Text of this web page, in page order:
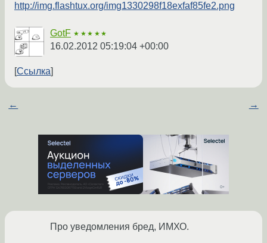
http://img.flashtux.org/img1330298f18exfaf85fe2.png
GotF ★★★★★
16.02.2012 05:19:04 +00:00
Ссылка
← →
Про уведомления бред, ИМХО.